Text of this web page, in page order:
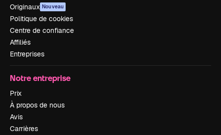
Originaux Nouveau
Politique de cookies
Centre de confiance
Affiliés
Entreprises
Notre entreprise
Prix
À propos de nous
Avis
Carrières